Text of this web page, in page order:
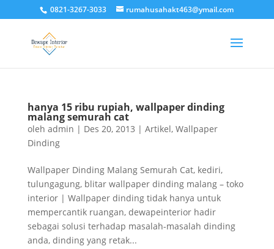
0821-3267-3033 rumahusahakt463@ymail.com
hanya 15 ribu rupiah, wallpaper dinding
malang semurah cat
oleh admin | Des 20, 2013 | Artikel, Wallpaper
Dinding
Wallpaper Dinding Malang Semurah Cat, kediri,
tulungagung, blitar wallpaper dinding malang – toko
interior | Wallpaper dinding tidak hanya untuk
mempercantik ruangan, dewapeinterior hadir
sebagai solusi terhadap masalah-masalah dinding
anda, dinding yang retak...